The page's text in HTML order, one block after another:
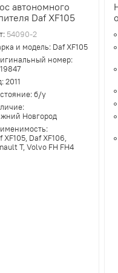
автономного
Daf XF105
54090-2
и модель: Daf XF105
номер:
2011
б/у
Новгород
XF105, Daf XF106,
T, Volvo FH FH4